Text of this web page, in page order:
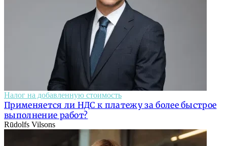
Налог на добавленную стоимость
Применяется ли НДС к платежу за более быстрое
выполнение работ?
Rūdolfs Vilsons